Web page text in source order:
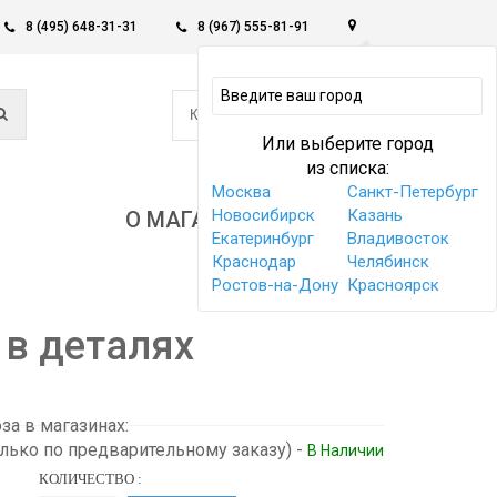
8 (495) 648-31-31 8 (967) 555-81-91
Или выберите город
из списка:
Москва
Санкт-Петербург
Новосибирск
Казань
Екатеринбург
Владивосток
Краснодар
Челябинск
Ростов-на-Дону Красноярск
КОРЗИНА -
0
О МАГАЗИНЕ
деталях
в магазинах:
по предварительному заказу) - В Наличии
КОЛИЧЕСТВО :